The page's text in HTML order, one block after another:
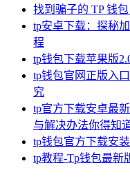
找到骗子的 TP 钱
tp安卓下载：探秘
程
tp钱包下载苹果版
tp钱包官网正版入
究
tp官方下载安卓最
与解决办法你得知
tp钱包官方下载安
tp教程-Tp钱包最新